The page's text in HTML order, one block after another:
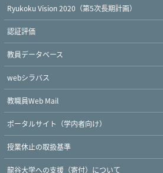
Ryukoku Vision 2020（第5次長期計画）
認証評価
教員データベース
webシラバス
教職員Web Mail
ポータルサイト（学内者向け）
授業休止の取扱基準
龍谷大学への支援（寄付）について